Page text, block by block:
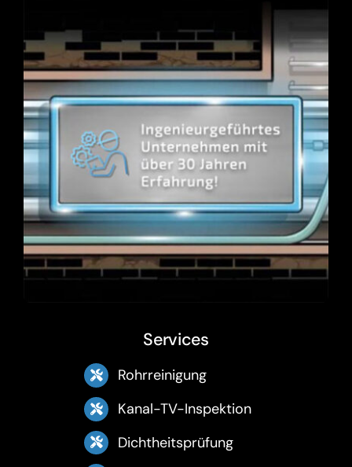
Services
Rohrreinigung
Kanal-TV-Inspektion
Dichtheitsprüfung